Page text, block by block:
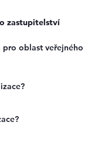
zastupitelství
pro oblast veřejného